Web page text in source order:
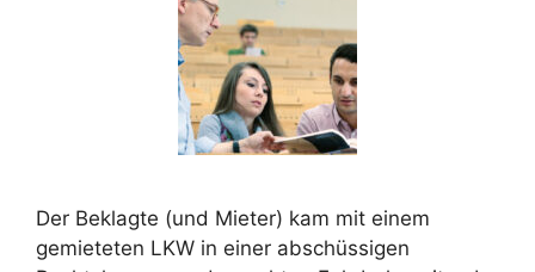
Der Beklagte (und Mieter) kam mit einem
gemieteten LKW in einer abschüssigen